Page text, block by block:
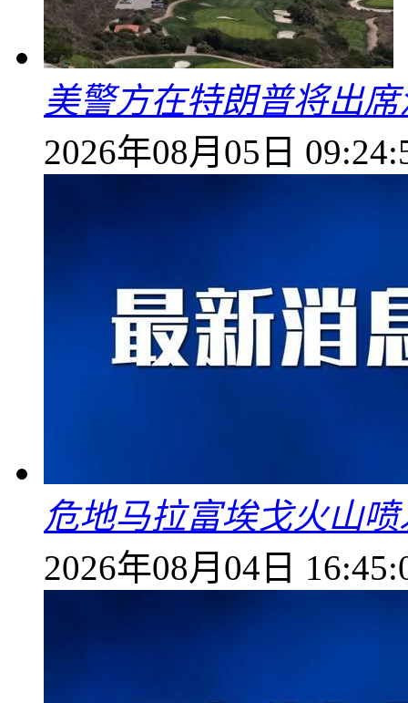
美警方在特朗普将出
2026年08月05日
危地马拉富埃戈火山
2026年08月04日